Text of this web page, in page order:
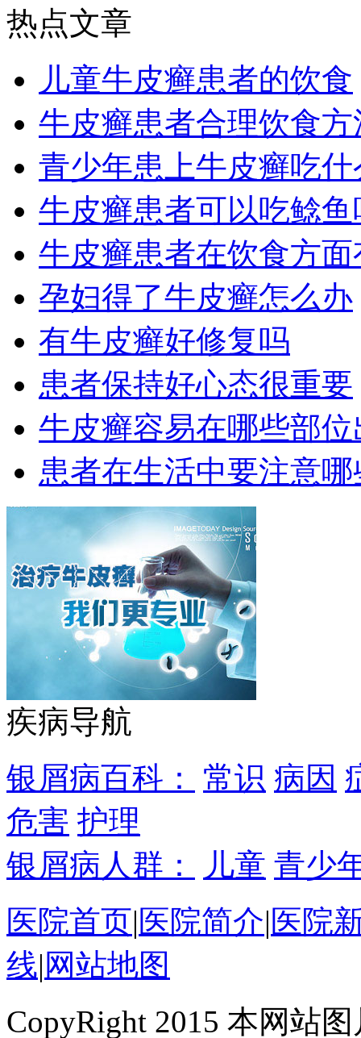
热点文章
儿童牛皮癣患者的饮食
牛皮癣患者合理饮食
青少年患上牛皮癣吃什
牛皮癣患者可以吃鲶鱼
牛皮癣患者在饮食方
孕妇得了牛皮癣怎么办
有牛皮癣好修复吗
患者保持好心态很重要
牛皮癣容易在哪些部位
患者在生活中要注意
疾病导航
银屑病百科：
常识 病因
危害 护理
银屑病人群：
儿童 青少
医院首页|医院简介|医院
线| 网站地图
CopyRight 2015 本网站